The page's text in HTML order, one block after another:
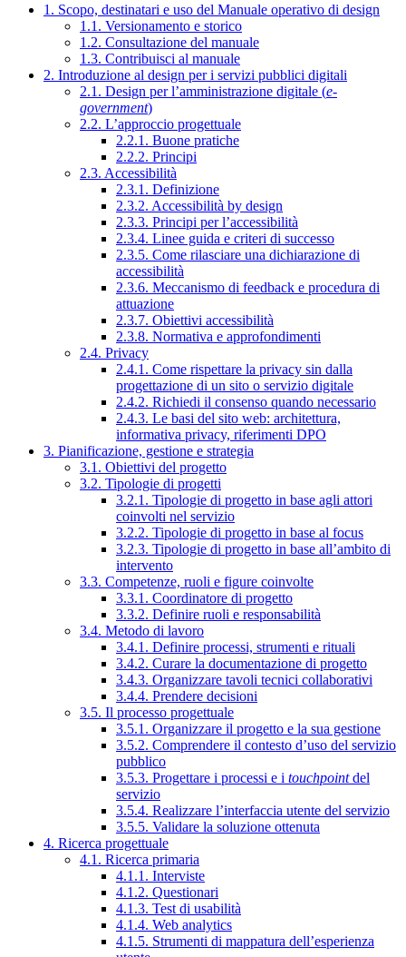
1. Scopo, destinatari e uso del Manuale operativo di design
1.1. Versionamento e storico
1.2. Consultazione del manuale
1.3. Contribuisci al manuale
2. Introduzione al design per i servizi pubblici digitali
2.1. Design per l’amministrazione digitale (e-
government)
2.2. L’approccio progettuale
2.2.1. Buone pratiche
2.2.2. Principi
2.3. Accessibilità
2.3.1. Definizione
2.3.2. Accessibilità by design
2.3.3. Principi per l’accessibilità
2.3.4. Linee guida e criteri di successo
2.3.5. Come rilasciare una dichiarazione di
accessibilità
2.3.6. Meccanismo di feedback e procedura di
attuazione
2.3.7. Obiettivi accessibilità
2.3.8. Normativa e approfondimenti
2.4. Privacy
2.4.1. Come rispettare la privacy sin dalla
progettazione di un sito o servizio digitale
2.4.2. Richiedi il consenso quando necessario
2.4.3. Le basi del sito web: architettura,
informativa privacy, riferimenti DPO
3. Pianificazione, gestione e strategia
3.1. Obiettivi del progetto
3.2. Tipologie di progetti
3.2.1. Tipologie di progetto in base agli attori
coinvolti nel servizio
3.2.2. Tipologie di progetto in base al focus
3.2.3. Tipologie di progetto in base all’ambito di
intervento
3.3. Competenze, ruoli e figure coinvolte
3.3.1. Coordinatore di progetto
3.3.2. Definire ruoli e responsabilità
3.4. Metodo di lavoro
3.4.1. Definire processi, strumenti e rituali
3.4.2. Curare la documentazione di progetto
3.4.3. Organizzare tavoli tecnici collaborativi
3.4.4. Prendere decisioni
3.5. Il processo progettuale
3.5.1. Organizzare il progetto e la sua gestione
3.5.2. Comprendere il contesto d’uso del servizio
pubblico
3.5.3. Progettare i processi e i touchpointdel
servizio
3.5.4. Realizzare l’interfaccia utente del servizio
3.5.5. Validare la soluzione ottenuta
4. Ricerca progettuale
4.1. Ricerca primaria
4.1.1. Interviste
4.1.2. Questionari
4.1.3. Test di usabilità
4.1.4. Web analytics
4.1.5. Strumenti di mappatura dell’esperienza